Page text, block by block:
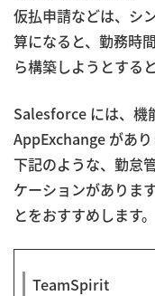
仮払申請などは、シ
算になると、勤務時
ら構築しようとする
Salesforce には、機
AppExchange があり
下記のような、勤怠
ケーションがありま
とをおすすめします。
TeamSpirit